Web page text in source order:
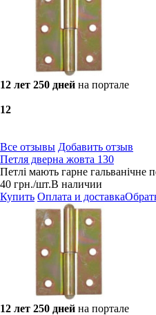
12 лет 250 дней на портале
12
Все отзывы Добавить отзыв
Петля дверна жовта 130
Петлі мають гарне гальванічне
40 грн./шт.В наличии
Купить Оплата и доставка
12 лет 250 дней на портале